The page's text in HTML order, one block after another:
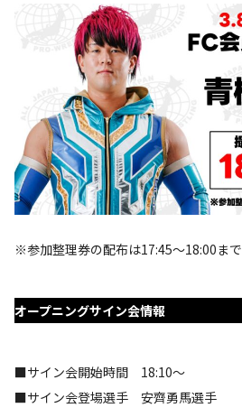
※参加整理券の配布は17:45～18:00まで
オープニングサイン会情報
■サイン会開始時間 18:10～
■サイン会登場選手 安齊勇馬選手